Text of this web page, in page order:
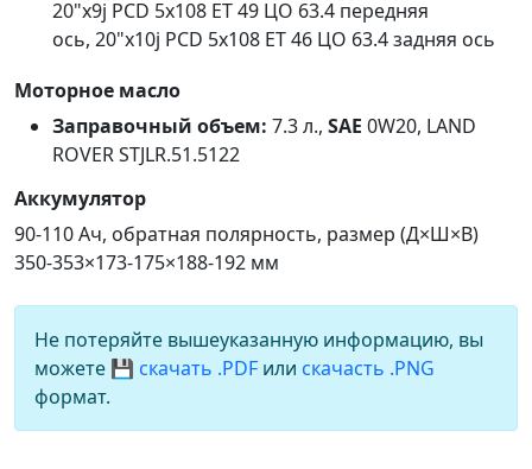
20"x9j PCD 5x108 ET 49 ЦО 63.4 передняя
ось, 20"x10j PCD 5x108 ET 46 ЦО 63.4 задняя ось
Моторное масло
Заправочный объем: 7.3 л., SAE 0W20, LAND
ROVER STJLR.51.5122
Аккумулятор
90-110 Ач, обратная полярность, размер (Д×Ш×В)
350-353×173-175×188-192 мм
Не потеряйте вышеуказанную информацию, вы
можете 💾 скачать .PDF или скачасть .PNG
формат.